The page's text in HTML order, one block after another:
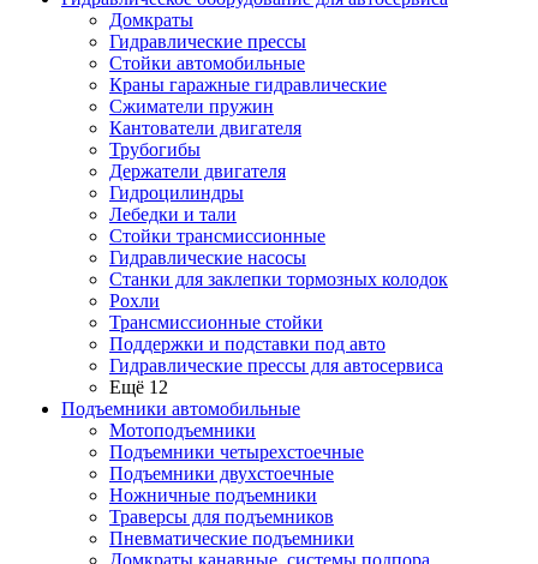
Домкраты
Гидравлические прессы
Стойки автомобильные
Краны гаражные гидравлические
Сжиматели пружин
Кантователи двигателя
Трубогибы
Держатели двигателя
Гидроцилиндры
Лебедки и тали
Стойки трансмиссионные
Гидравлические насосы
Cтанки для заклепки тормозных колодок
Рохли
Трансмиссионные стойки
Поддержки и подставки под авто
Гидравлические прессы для автосервиса
Ещё 12
Подъемники автомобильные
Мотоподъемники
Подъемники четырехстоечные
Подъемники двухстоечные
Ножничные подъемники
Траверсы для подъемников
Пневматические подъемники
Домкраты канавные, системы подпора